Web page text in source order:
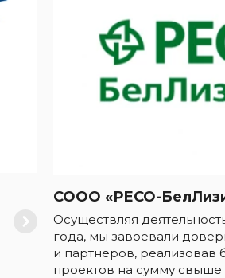
СООО «РЕСО-
Осуществляя
года, мы завоевали
и партнеров, реализовав
проектов на сумму свыше